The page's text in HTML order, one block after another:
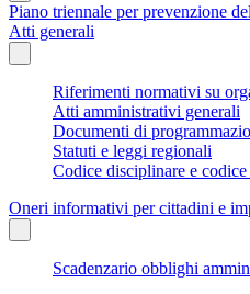
Piano triennale per prevenzione
Atti generali
Riferimenti normativi su
Atti amministrativi generali
Documenti di
Statuti e leggi regionali
Codice disciplinare e
Oneri informativi per cittadini e
Scadenzario obblighi